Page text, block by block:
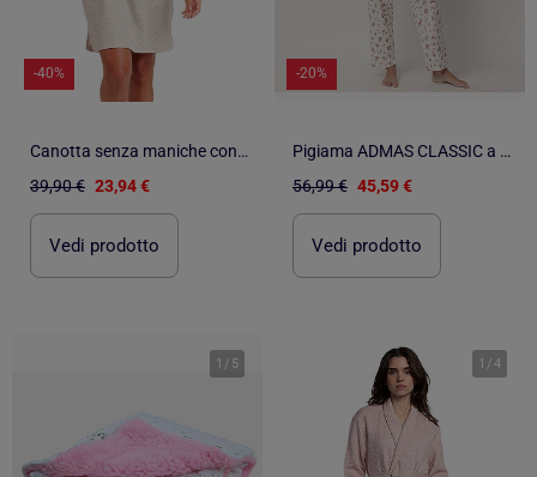
-40%
Canotta senza maniche con pois organici da donna ADMAS CLASSIC
39,90 € 23,94 €
Vedi prodotto
-20%
Pigiama ADMAS CLASSIC a maniche lunghe con pois e fiori per donna
56,99 € 45,59 €
Vedi prodotto
1 / 5 1 /4